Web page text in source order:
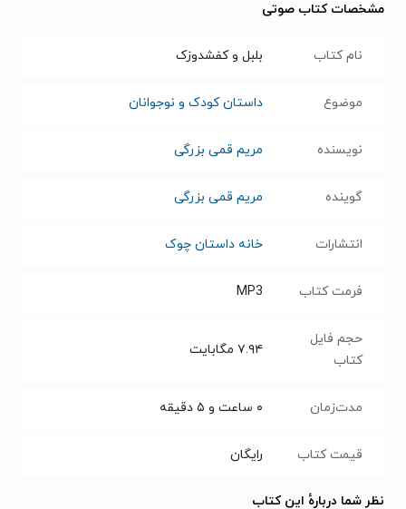
مشخصات کتاب صوتی
نام کتاب بلبل و کفشدوزک
موضوع داستان کودک و نوجوانان
نویسنده مریم قمی بزرگی
گوینده مریم قمی بزرگی
انتشارات خانه داستان چوک
فرمت کتاب MP3
حجم فایل
کتاب
۷.۹۴ مگابایت
مدت‌زمان ۰ ساعت و ۵ دقیقه
قیمت کتاب رایگان
نظر شما دربارهٔ این کتاب